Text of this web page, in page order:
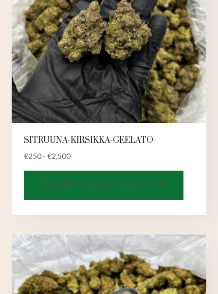
SITRUUNA-KIRSIKKA-GEELATO
€250 - €2,500
VALITSE VAIHTOEHDOISTA
useampi
Voit
valinnat
tuotteen